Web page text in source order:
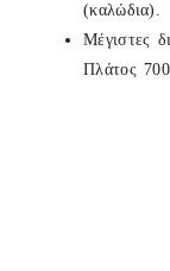
(καλώδια).
Μέγιστες
Πλάτος